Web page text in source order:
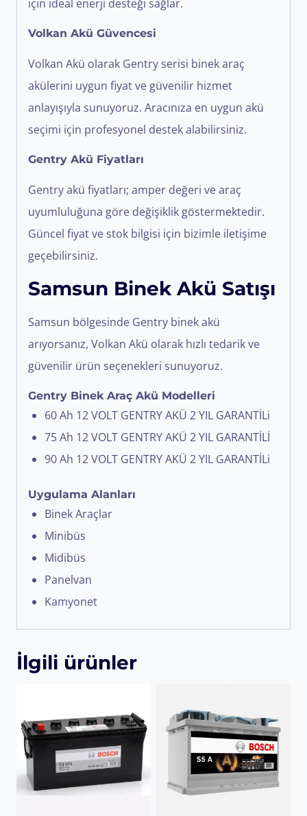
için ideal enerji desteği sağlar.
Volkan Akü Güvencesi
Volkan Akü olarak Gentry serisi binek araç
akülerini uygun fiyat ve güvenilir hizmet
anlayışıyla sunuyoruz. Aracınıza en uygun akü
seçimi için profesyonel destek alabilirsiniz.
Gentry Akü Fiyatları
Gentry akü fiyatları; amper değeri ve araç
uyumluluğuna göre değişiklik göstermektedir.
Güncel fiyat ve stok bilgisi için bizimle iletişime
geçebilirsiniz.
Samsun Binek Akü Satışı
Samsun bölgesinde Gentry binek akü
arıyorsanız, Volkan Akü olarak hızlı tedarik ve
güvenilir ürün seçenekleri sunuyoruz.
Gentry Binek Araç Akü Modelleri
60 Ah 12 VOLT GENTRY AKÜ 2 YIL GARANTİLi
75 Ah 12 VOLT GENTRY AKÜ 2 YIL GARANTİLİ
90 Ah 12 VOLT GENTRY AKÜ 2 YIL GARANTİLi
Uygulama Alanları
Binek Araçlar
Minibüs
Midibüs
Panelvan
Kamyonet
İlgili ürünler